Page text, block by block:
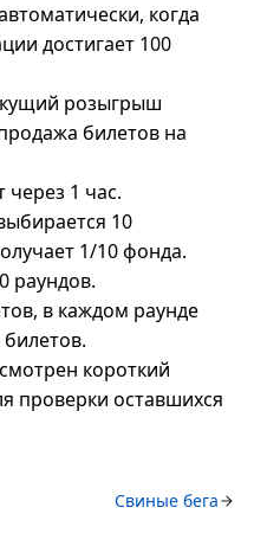
когда
достигает 100
розыгрыш
билетов на
1 час.
10
1/10 фонда.
раундов.
в каждом раунде
короткий
проверки оставшихся
Свиные бега